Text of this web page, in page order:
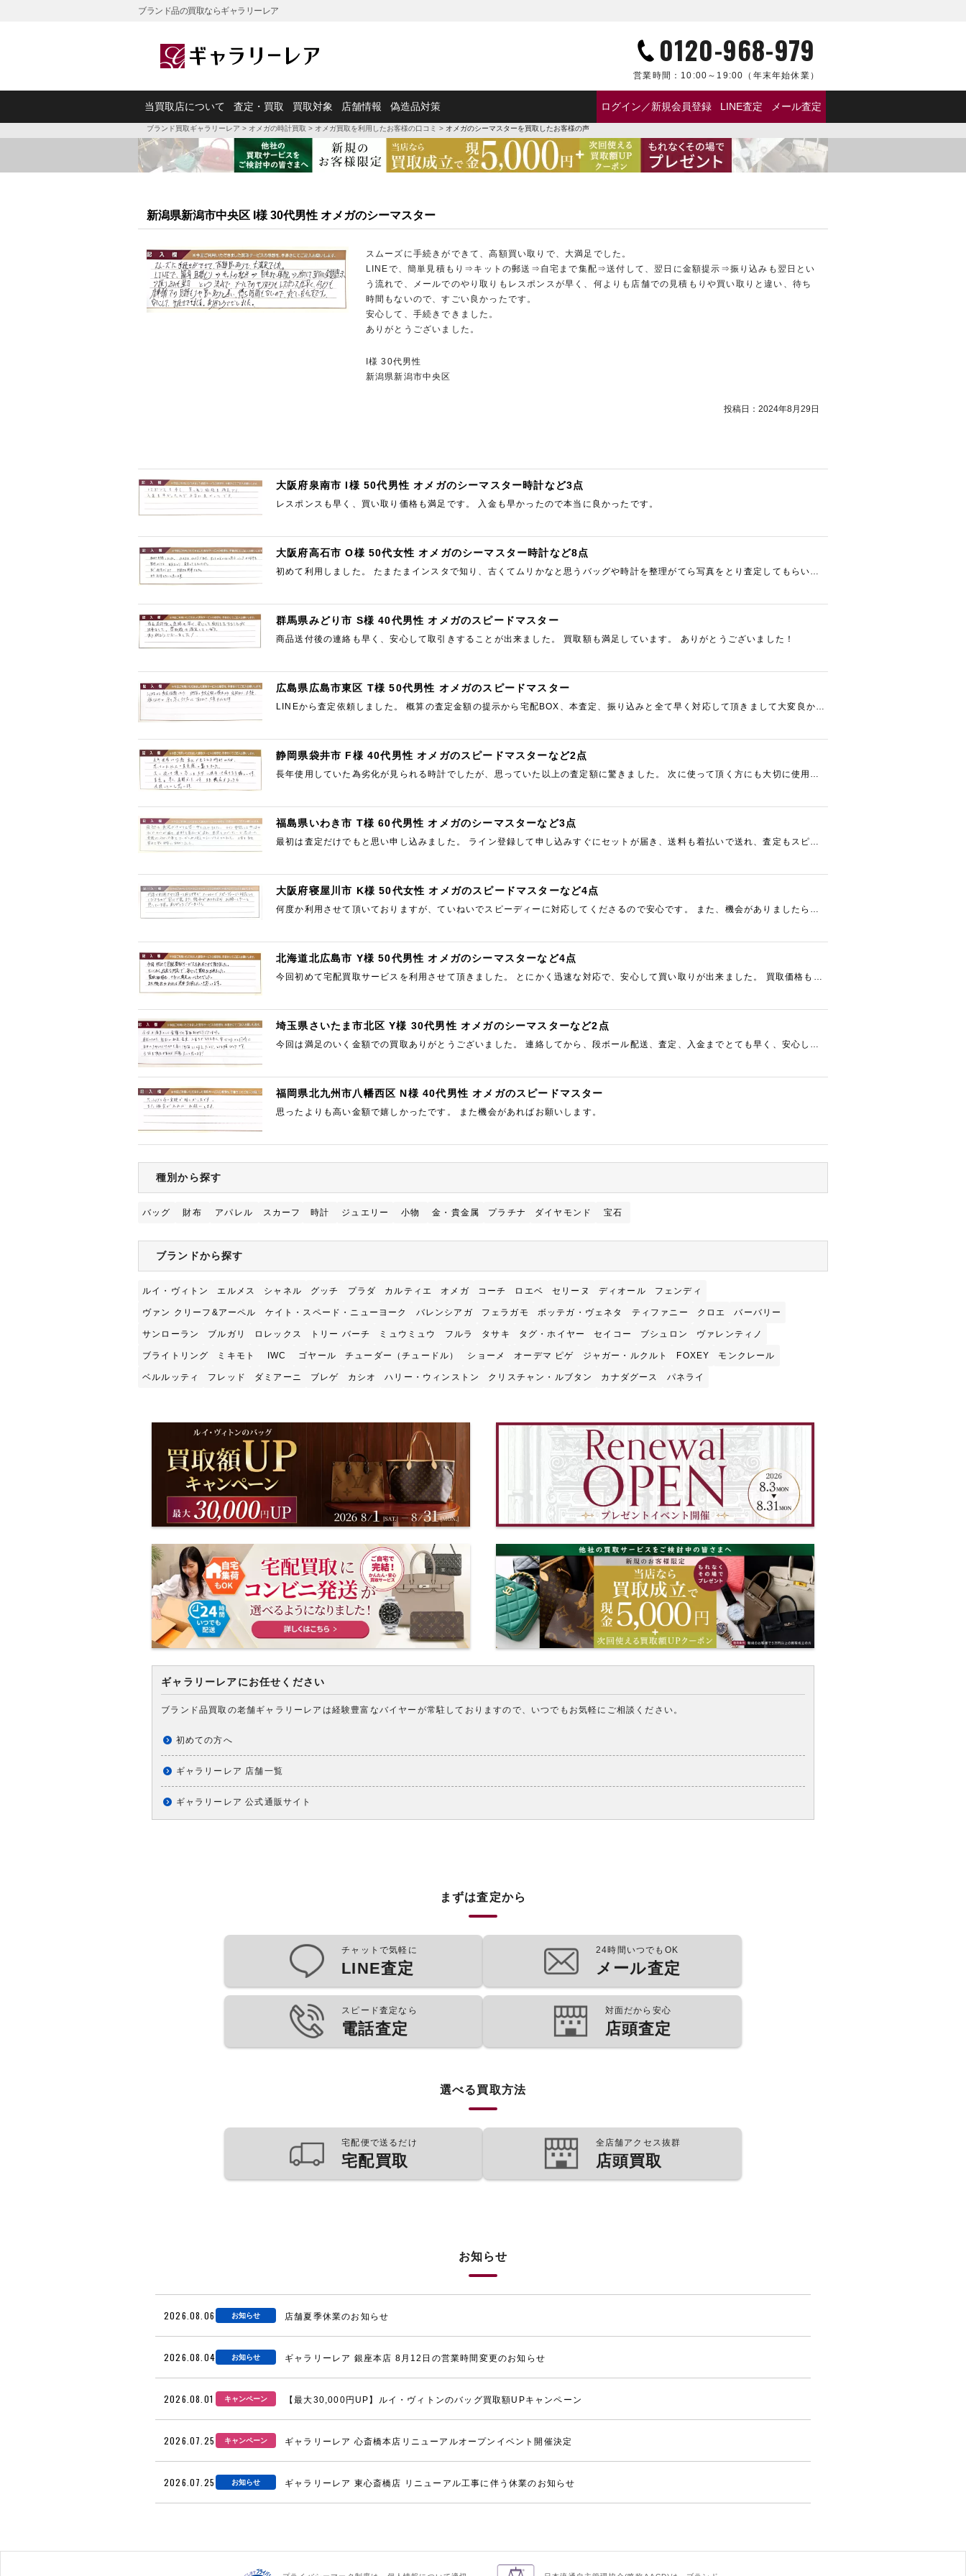
ブランド品の買取ならギャラリーレア
0120-968-979
営業時間： 10:00～19:00 （年末年始休業）
当買取店について 査定・買取 買取対象 店舗情報 偽造品対策 ログイン／新規会員登録 LINE査定 メール査定
ブランド買取ギャラリーレア > オメガの時計買取 > オメガ買取を利用したお客様の口コミ > オメガのシーマスターを買取したお客様の声
新潟県新潟市中央区 I様 30代男性 オメガのシーマスター
スムーズに手続きができて、高額買い取りで、大満足でした。
LINEで、簡単見積もり⇒キットの郵送⇒自宅まで集配⇒送付して、翌日に金額提示⇒振り込みも翌日とい
う流れで、メールでのやり取りもレスポンスが早く、何よりも店舗での見積もりや買い取りと違い、待ち
時間もないので、すごい良かったです。
安心して、手続きできました。
ありがとうございました。
I様 30代男性
新潟県新潟市中央区
投稿日： 2024年8月29日
大阪府泉南市 I様 50代男性 オメガのシーマスター時計など3点
レスポンスも早く、買い取り価格も満足です。 入金も早かったので本当に良かったです。
大阪府高石市 O様 50代女性 オメガのシーマスター時計など8点
初めて利用しました。 たまたまインスタで知り、古くてムリかなと思うバッグや時計を整理がてら写真をとり査定してもらいま
群馬県みどり市 S様 40代男性 オメガのスピードマスター
商品送付後の連絡も早く、安心して取引きすることが出来ました。 買取額も満足しています。 ありがとうございました！
広島県広島市東区 T様 50代男性 オメガのスピードマスター
LINEから査定依頼しました。 概算の査定金額の提示から宅配BOX、本査定、振り込みと全て早く対応して頂きまして大変良かっ
静岡県袋井市 F様 40代男性 オメガのスピードマスターなど2点
長年使用していた為劣化が見られる時計でしたが、思っていた以上の査定額に驚きました。 次に使って頂く方にも大切に使用し
福島県いわき市 T様 60代男性 オメガのシーマスターなど3点
最初は査定だけでもと思い申し込みました。 ライン登録して申し込みすぐにセットが届き、送料も着払いで送れ、査定もスピー
大阪府寝屋川市 K様 50代女性 オメガのスピードマスターなど4点
何度か利用させて頂いておりますが、ていねいでスピーディーに対応してくださるので安心です。 また、機会がありましたら、
北海道北広島市 Y様 50代男性 オメガのシーマスターなど4点
今回初めて宅配買取サービスを利用させて頂きました。 とにかく迅速な対応で、安心して買い取りが出来ました。 買取価格も、
埼玉県さいたま市北区 Y様 30代男性 オメガのシーマスターなど2点
今回は満足のいく金額での買取ありがとうございました。 連絡してから、段ボール配送、査定、入金までとても早く、安心した
福岡県北九州市八幡西区 N様 40代男性 オメガのスピードマスター
思ったよりも高い金額で嬉しかったです。 また機会があればお願いします。
ギャラリーレアにお任せください
ブランド品買取の老舗ギャラリーレアは経験豊富なバイヤーが常駐しておりますので、いつでもお気軽にご相談ください。
初めての方へ
ギャラリーレア 店舗一覧
ギャラリーレア 公式通販サイト
種別から探す
バッグ 財布 アパレル スカーフ 時計 ジュエリー 小物 金・貴金属 プラチナ ダイヤモンド 宝石
ブランドから探す
ルイ・ヴィトン エルメス シャネル グッチ プラダ カルティエ オメガ コーチ ロエベ セリーヌ ディオール フェンディ
ヴァン クリーフ&アーペル ケイト・スペード・ニューヨーク バレンシアガ フェラガモ ボッテガ・ヴェネタ ティファニー クロエ バーバリー
サンローラン ブルガリ ロレックス トリー バーチ ミュウミュウ フルラ タサキ タグ・ホイヤー セイコー ブシュロン ヴァレンティノ
ブライトリング ミキモト IWC ゴヤール チューダー（チュードル） ショーメ オーデマ ピゲ ジャガー・ルクルト FOXEY モンクレール
ベルルッティ フレッド ダミアーニ ブレゲ カシオ ハリー・ウィンストン クリスチャン・ルブタン カナダグース パネライ
まずは査定から
チャットで気軽に
LINE査定
24時間いつでもOK
メール査定
スピード査定なら
電話査定
対面だから安心
店頭査定
選べる買取方法
宅配便で送るだけ
宅配買取
全店舗アクセス抜群
店頭買取
お知らせ
2026.08.06 お知らせ 店舗夏季休業のお知らせ
2026.08.04 お知らせ ギャラリーレア 銀座本店 8月12日の営業時間変更のお知らせ
2026.08.01 キャンペーン 【最大30,000円UP】ルイ・ヴィトンのバッグ買取額UPキャンペーン
2026.07.25 キャンペーン ギャラリーレア 心斎橋本店リニューアルオープンイベント開催決定
2026.07.25 お知らせ ギャラリーレア 東心斎橋店 リニューアル工事に伴う休業のお知らせ